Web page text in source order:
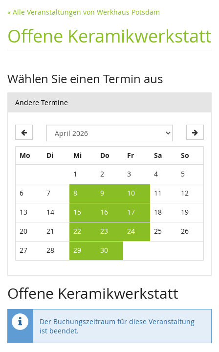
« Alle Veranstaltungen von Werkhaus Potsdam
Offene Keramikwerkstatt
Wählen Sie einen Termin aus
Andere Termine
Mo Montag
DiDienstag
MiMittwoch
Do Donnerstag
FrFreitagSaSamstag
So
1 2 3 4 5
6 7 8 9 10 11 12
13 14 15 16 17 18 19
20 21 22 23 24 25 26
27 28 29 30
Offene Keramikwerkstatt
Der Buchungszeitraum für diese Veranstaltung
ist beendet.